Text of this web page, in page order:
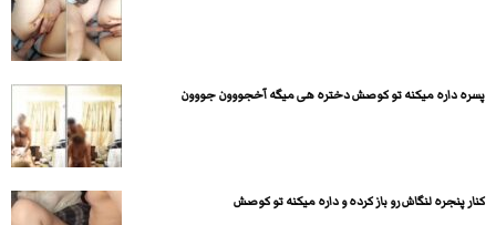
پسره داره میکنه تو کوصش دختره هی میگه آخجووون جووون
کنار پنجره لنگاش رو باز کرده و داره میکنه تو کوصش